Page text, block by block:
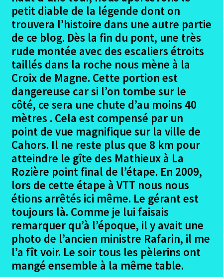
Lascabanes – Montlauzun (La Garde Haute)
Lascabanes-Montlauzun (La Garde Haute)
photos
Montlauzun (la Garde Haute) – Durfort
Lacapelette (ST Martin)
Montlauzun – Durfort La Capelette photos (St
Martin)
Durfort Lacapelette (St Martin) – Moissac
Durfort Lacapellete (St Martin) – Moissac
photos
Avis sur les logements Figeac – Moissac
Histoire et Légende du pont Valentré de Cahors
Contenu du sac à dos Figeac – Moissac
petit diable de la légende dont on
trouvera l’histoire dans une autre partie
de ce blog. Dès la fin du pont, une très
rude montée avec des escaliers étroits
taillés dans la roche nous mène à la
Croix de Magne. Cette portion est
dangereuse car si l’on tombe sur le
côté, ce sera une chute d’au moins 40
mètres . Cela est compensé par un
point de vue magnifique sur la ville de
Cahors. Il ne reste plus que 8 km pour
atteindre le gîte des Mathieux à La
Rozière point final de l’étape. En 2009,
lors de cette étape à VTT nous nous
étions arrêtés ici même. Le gérant est
toujours là. Comme je lui faisais
remarquer qu’à l’époque, il y avait une
photo de l’ancien ministre Rafarin, il me
l’a fît voir. Le soir tous les pèlerins ont
mangé ensemble à la même table.